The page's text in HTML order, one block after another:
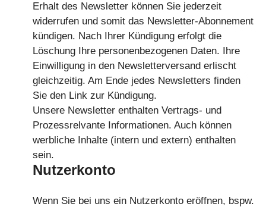
Erhalt des Newsletter können Sie jederzeit
widerrufen und somit das Newsletter-Abonnement
kündigen. Nach Ihrer Kündigung erfolgt die
Löschung Ihre personenbezogenen Daten. Ihre
Einwilligung in den Newsletterversand erlischt
gleichzeitig. Am Ende jedes Newsletters finden
Sie den Link zur Kündigung.
Unsere Newsletter enthalten Vertrags- und
Prozessrelvante Informationen. Auch können
werbliche Inhalte (intern und extern) enthalten
sein.
Nutzerkonto
Wenn Sie bei uns ein Nutzerkonto eröffnen, bspw.